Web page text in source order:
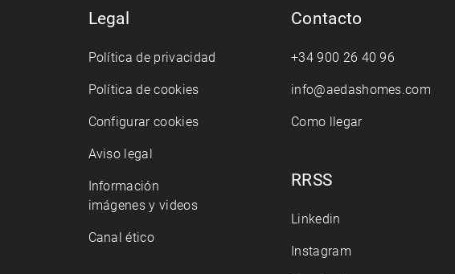
Legal
Política de privacidad
Política de cookies
Configurar cookies
Aviso legal
Información
imágenes y videos
Canal ético
Contacto
+34 900 26 40 96
info@aedashomes.com
Como llegar
RRSS
Linkedin
Instagram